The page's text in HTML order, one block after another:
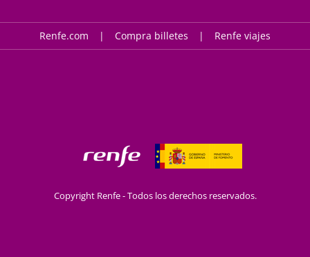
Renfe.com Compra billetes Renfe viajes
Copyright Renfe - Todos los derechos reservados.